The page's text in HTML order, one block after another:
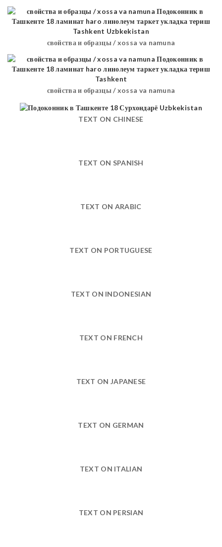
свойства и образцы / xossa va namuna
свойства и образцы / xossa va namuna
TEXT ON CHINESE
TEXT ON SPANISH
TEXT ON ARABIC
TEXT ON PORTUGUESE
TEXT ON INDONESIAN
TEXT ON FRENCH
TEXT ON JAPANESE
TEXT ON GERMAN
TEXT ON ITALIAN
TEXT ON PERSIAN